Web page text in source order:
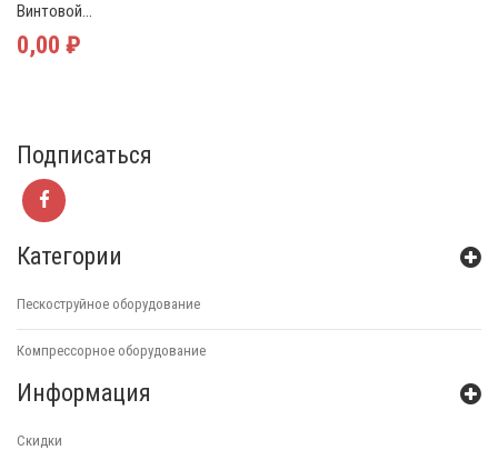
Винтовой...
0,00 ₽
Подписаться
Категории
Пескоструйное оборудование
Компрессорное оборудование
Информация
Скидки